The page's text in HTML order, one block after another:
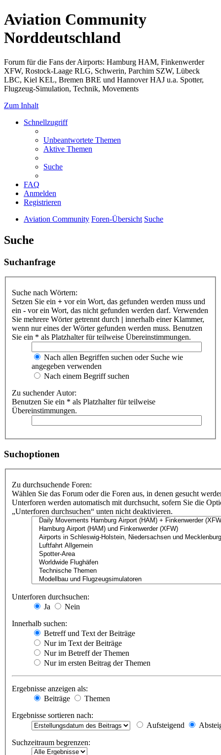
Aviation Community
Norddeutschland
Forum für die Fans der Airports: Hamburg HAM, Finkenwerder
XFW, Rostock-Laage RLG, Schwerin, Parchim SZW, Lübeck
LBC, Kiel KEL, Bremen BRE und Hannover HAJ u.a. Spotter,
Flugzeug-Simulation, Technik, Movements
Zum Inhalt
Schnellzugriff
Unbeantwortete Themen
Aktive Themen
Suche
FAQ
Anmelden
Registrieren
Aviation Community Foren-Übersicht Suche
Suche
Suchanfrage
Suche nach Wörtern:
Setzen Sie ein + vor ein Wort, das gefunden werden muss und
ein - vor ein Wort, das nicht gefunden werden darf. Verwenden
Sie mehrere Wörter getrennt durch | innerhalb einer Klammer,
wenn nur eines der Wörter gefunden werden muss. Benutzen
Sie ein * als Platzhalter für teilweise Übereinstimmungen.
Nach allen Begriffen suchen oder Suche wie
angegeben verwenden
Nach einem Begriff suchen
Zu suchender Autor:
Benutzen Sie ein * als Platzhalter für teilweise
Übereinstimmungen.
Suchoptionen
Zu durchsuchende Foren:
Wählen Sie das Forum oder die Foren aus, in denen gesucht
Unterforen werden automatisch mit durchsucht, sofern Sie die
„Unterforen durchsuchen“ unten nicht deaktivieren.
Unterforen durchsuchen:
Ja
Nein
Innerhalb suchen:
Betreff und Text der Beiträge
Nur im Text der Beiträge
Nur im Betreff der Themen
Nur im ersten Beitrag der Themen
Ergebnisse anzeigen als:
Beiträge
Themen
Ergebnisse sortieren nach:
Aufsteigend
Suchzeitraum begrenzen: